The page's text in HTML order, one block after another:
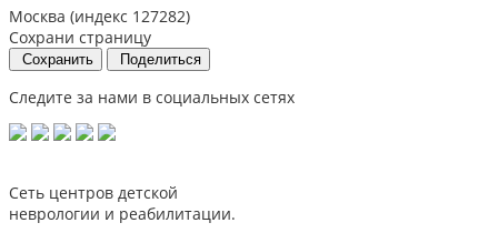
Москва (индекс 127282)
Сохрани страницу
Сохранить Поделиться
Следите за нами в социальных сетях
Сеть центров детской
неврологии и реабилитации.